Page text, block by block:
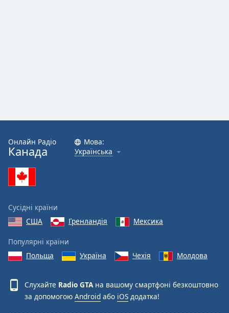
Онлайн Радіо
Канада
Мова:
Українська
Сусідні країни
США
Гренландія Мексика
Популярні країни
Польща
Україна Чехія Молдова
Слухайте Radio GTAна вашому смартфоні безкоштовно
за допомогою Android або iOS додатка!